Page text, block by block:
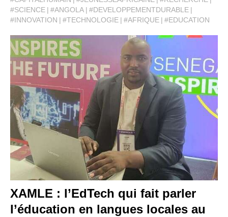
#SCIENCE
#ANGOLA
#DEVELOPPEMENTDURABLE
#INNOVATION
#TECHNOLOGIE #AFRIQUE #EDUCATION
XAMLE : l’EdTech qui fait parler
l’éducation en langues locales au